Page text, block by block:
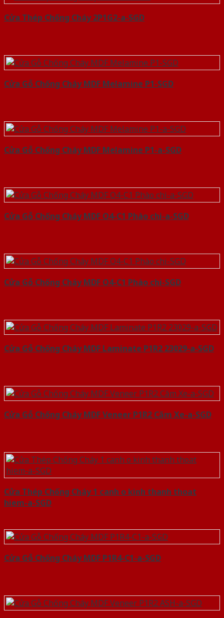
Cửa Thép Chống Cháy 2P1G2-a-SGD
Cửa Gỗ Chống Cháy MDF Melamine P1-SGD
Cửa Gỗ Chống Cháy MDF Melamine P1-a-SGD
Cửa Gỗ Chống Cháy MDF O4-C1 Phào chi-a-SGD
Cửa Gỗ Chống Cháy MDF O4-C1 Phào chi-SGD
Cửa Gỗ Chống Cháy MDF Laminate P1R2 23029-a-SGD
Cửa Gỗ Chống Cháy MDF Veneer P1R2 Căm Xe-a-SGD
Cửa Thép Chống Cháy 1 canh o kinh thanh thoat
hiem-a-SGD
Cửa Gỗ Chống Cháy MDF P1R4-C1-a-SGD